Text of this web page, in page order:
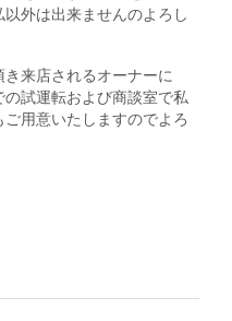
外は出来ませんのよろし
来店されるオーナーに
試運転および商談室で私
用意いたしますのでよろ